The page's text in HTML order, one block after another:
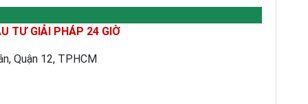
TƯ GIẢI PHÁP 24 GIỜ
Quận 12, TPHCM